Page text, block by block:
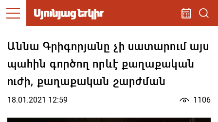
Աննա Գրիգորյանը չի սատարում այս
պահին գործող որևէ քաղաքական
ուժի, քաղաքական շարժման
18.01.2021 12:59 1106